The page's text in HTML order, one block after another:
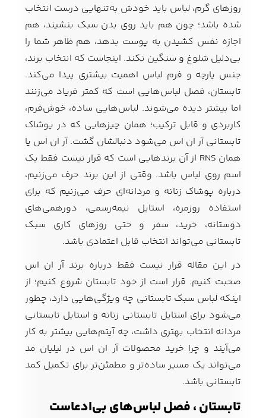
لباس زیر و راحتی
لباس زیر مردانه لباس راحتی مردانه
روزهای گرم، لباس باید خودش به‌تنهایی درست انتخاب
شده باشد؛ چون هم باید روی بدن سبک بنشیند، هم
اجازه نفس کشیدن به پوست بدهد، هم ظاهر شما را
بی‌دلیل شلوغ و سنگین نکند. اینجاست که انتخاب برند،
جنس پارچه و فرم لباس اهمیت بیشتری پیدا می‌کند.
تابستان، فصل لباس‌هایی است که کمتر فریاد می‌زنند
اما بیشتر دیده می‌شوند. لباس‌هایی ساده، خوش‌فرم،
کاربردی و قابل ترکیب؛ همان چیزهایی که در پوشاک
تابستانی آر ان اس می‌شود دنبالشان گشت. آر ان اس یا
همان RNS از آن برندهایی است که قرار نیست فقط یک
اسم روی لباس باشد. وقتی از این برند حرف می‌زنیم،
درباره پوشاک زنانه و مردانه‌ای حرف می‌زنیم که برای
استفاده روزمره، استایل نیمه‌رسمی، دورهمی‌های
دوستانه، خرید، سفر و حتی روزهای کاری سبک
تابستانی می‌تواند انتخاب قابل اعتمادی باشد.
در این مقاله قرار نیست فقط درباره برند آر ان اس
صحبت کنیم. قرار است از خود تابستان شروع کنیم؛ از
اینکه لباس سبک تابستانی چه ویژگی‌هایی دارد، چطور
می‌شود برای استایل تابستانی زنانه و استایل تابستانی
مردانه انتخاب بهتری داشت، چه آیتم‌هایی بیشتر به کار
می‌آیند و چرا خرید محصولات آر ان اس در لیلیان مد
می‌تواند یک مسیر ساده‌تر و مطمئن‌تر برای تکمیل کمد
تابستانی باشد.
تابستان ، فصل لباس‌های بی‌ادعاست